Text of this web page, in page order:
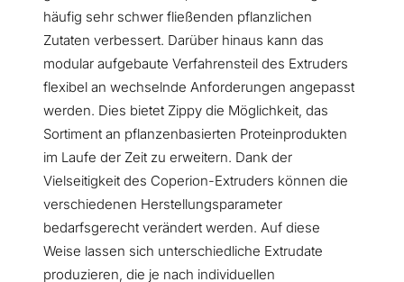
häufig sehr schwer fließenden pflanzlichen
Zutaten verbessert. Darüber hinaus kann das
modular aufgebaute Verfahrensteil des Extruders
flexibel an wechselnde Anforderungen angepasst
werden. Dies bietet Zippy die Möglichkeit, das
Sortiment an pflanzenbasierten Proteinprodukten
im Laufe der Zeit zu erweitern. Dank der
Vielseitigkeit des Coperion-Extruders können die
verschiedenen Herstellungsparameter
bedarfsgerecht verändert werden. Auf diese
Weise lassen sich unterschiedliche Extrudate
produzieren, die je nach individuellen